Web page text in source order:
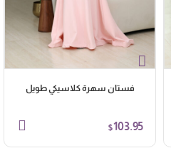
فستان سهرة كلاسيكي طويل
$103.95